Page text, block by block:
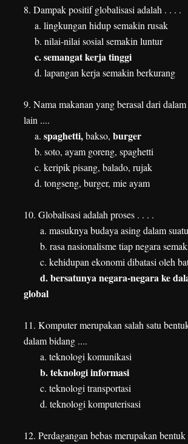
8. Dampak positif globalisasi adalah . . . .
a. lingkungan hidup semakin rusak
b. nilai-nilai sosial semakin luntur
c. semangat kerja tinggi
d. lapangan kerja semakin berkurang
9. Nama makanan yang berasal dari
lain ....
a. spaghetti,bakso, burger
b. soto, ayam goreng, spaghetti
c. keripik pisang, balado, rujak
d. tongseng, burger, mie ayam
10. Globalisasi adalah proses . . . .
a. masuknya budaya asing dalam
b. rasa nasionalisme tiap negara
c. kehidupan ekonomi dibatasi oleh
d. bersatunya negara-negara ke
global
11. Komputer merupakan salah satu
dalam bidang ....
a. teknologi komunikasi
b. teknologi informasi
c. teknologi transportasi
d. teknologi komputerisasi
12. Perdagangan bebas merupakan